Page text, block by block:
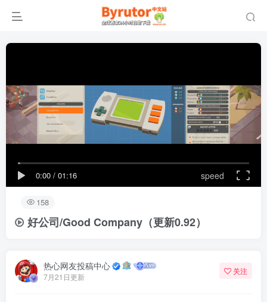
0:00 / 01:16 speed
158
好公司/Good Company（更新0.92）
热心网友投稿中心
7月21日更新
关注